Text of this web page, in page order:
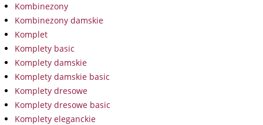
Kombinezony
Kombinezony damskie
Komplet
Komplety basic
Komplety damskie
Komplety damskie basic
Komplety dresowe
Komplety dresowe basic
Komplety eleganckie